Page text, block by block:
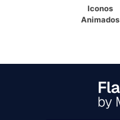
Iconos
Animados